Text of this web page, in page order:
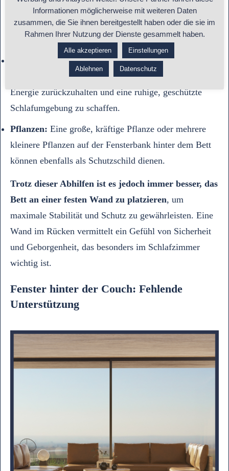
eine Schutzbarriere zwischen Dir und dem Fenster
schaffen und das Qi davon abhalten, direkt über
Deinem Kopf zu entweichen.
Dicke, lichtundurchlässige Vorhänge, die
Du nachts zuziehst, können ebenfalls helfen, die
Energie zurückzuhalten und eine ruhige, geschützte
Schlafumgebung zu schaffen.
Pflanzen: Eine große, kräftige Pflanze oder mehrere
kleinere Pflanzen auf der Fensterbank hinter dem Bett
können ebenfalls als Schutzschild dienen.
Trotz dieser Abhilfen ist es jedoch immer besser, das
Bett an einer festen Wand zu platzieren, um
maximale Stabilität und Schutz zu gewährleisten. Eine
Wand im Rücken vermittelt ein Gefühl von Sicherheit
und Geborgenheit, das besonders im Schlafzimmer
wichtig ist.
Fenster hinter der Couch: Fehlende
Unterstützung
Informationen möglicherweise mit weiteren Daten
zusammen, die Sie ihnen bereitgestellt haben oder die sie im
Rahmen Ihrer Nutzung der Dienste gesammelt haben.
Alle akzeptieren Einstellungen
Ablehnen Datenschutz